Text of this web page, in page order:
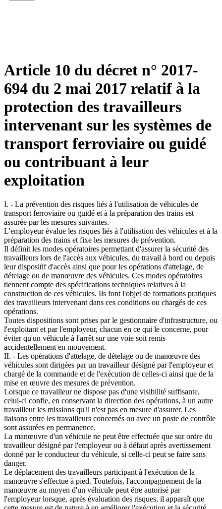
Article 10 du décret n° 2017-
694 du 2 mai 2017 relatif à la
protection des travailleurs
intervenant sur les systèmes de
transport ferroviaire ou guidé
ou contribuant à leur
exploitation
I. - La prévention des risques liés à l'utilisation de véhicules de
transport ferroviaire ou guidé et à la préparation des trains est
assurée par les mesures suivantes.
L'employeur évalue les risques liés à l'utilisation des véhicules et à la
préparation des trains et fixe les mesures de prévention.
Il définit les modes opératoires permettant d'assurer la sécurité des
travailleurs lors de l'accès aux véhicules, du travail à bord ou depuis
leur dispositif d'accès ainsi que pour les opérations d'attelage, de
dételage ou de manœuvre des véhicules. Ces modes opératoires
tiennent compte des spécifications techniques relatives à la
construction de ces véhicules. Ils font l'objet de formations pratiques
des travailleurs intervenant dans ces conditions ou chargés de ces
opérations.
Toutes dispositions sont prises par le gestionnaire d'infrastructure, ou
l'exploitant et par l'employeur, chacun en ce qui le concerne, pour
éviter qu'un véhicule à l'arrêt sur une voie soit remis
accidentellement en mouvement.
II. - Les opérations d'attelage, de dételage ou de manœuvre des
véhicules sont dirigées par un travailleur désigné par l'employeur et
chargé de la commande et de l'exécution de celles-ci ainsi que de la
mise en œuvre des mesures de prévention.
Lorsque ce travailleur ne dispose pas d'une visibilité suffisante,
celui-ci confie, en conservant la direction des opérations, à un autre
travailleur les missions qu'il n'est pas en mesure d'assurer. Les
liaisons entre les travailleurs concernés ou avec un poste de contrôle
sont assurées en permanence.
La manœuvre d'un véhicule ne peut être effectuée que sur ordre du
travailleur désigné par l'employeur ou à défaut après avertissement
donné par le conducteur du véhicule, si celle-ci peut se faire sans
danger.
Le déplacement des travailleurs participant à l'exécution de la
manœuvre s'effectue à pied. Toutefois, l'accompagnement de la
manœuvre au moyen d'un véhicule peut être autorisé par
l'employeur lorsque, après évaluation des risques, il apparaît que